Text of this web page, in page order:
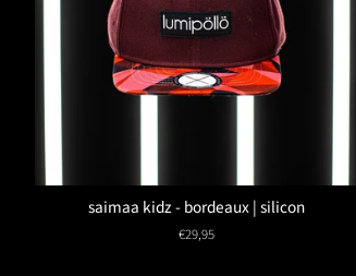
saimaa kidz - bordeaux | silicon
Normaler
€29,95